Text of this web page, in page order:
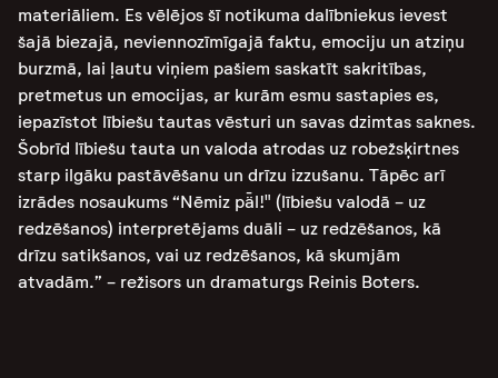
materiāliem. Es vēlējos šī notikuma dalībniekus ievest
šajā biezajā, neviennozīmīgajā faktu, emociju un atziņu
burzmā, lai ļautu viņiem pašiem saskatīt sakritības,
pretmetus un emocijas, ar kurām esmu sastapies es,
iepazīstot lībiešu tautas vēsturi un savas dzimtas saknes.
Šobrīd lībiešu tauta un valoda atrodas uz robežsķirtnes
starp ilgāku pastāvēšanu un drīzu izzušanu. Tāpēc arī
izrādes nosaukums “Nēmiz pǟl!" (lībiešu valodā - uz
redzēšanos) interpretējams duāli - uz redzēšanos, kā
drīzu satikšanos, vai uz redzēšanos, kā skumjām
atvadām.” - režisors un dramaturgs Reinis Boters.